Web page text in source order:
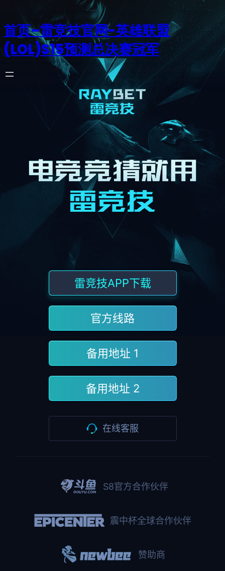
首页–雷竞技官网-英雄联盟
(LOL)S15预测总决赛冠军